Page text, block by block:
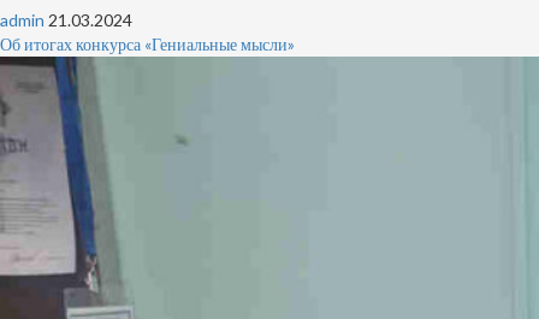
admin 21.03.2024
Об итогах конкурса «Гениальные мысли»